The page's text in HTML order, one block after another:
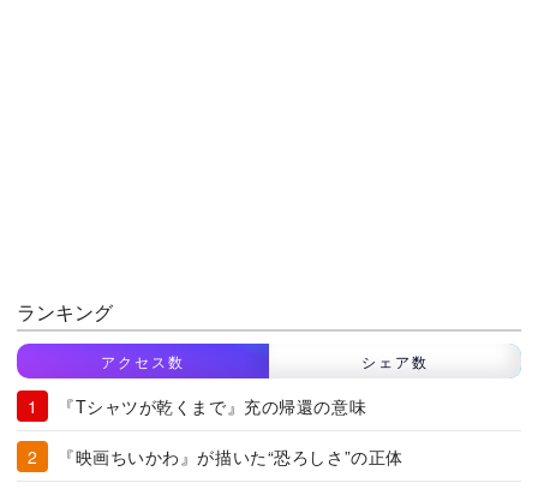
ランキング
アクセス数 シェア数
『Tシャツが乾くまで』充の帰還の意味
『映画ちいかわ』が描いた“恐ろしさ”の正体